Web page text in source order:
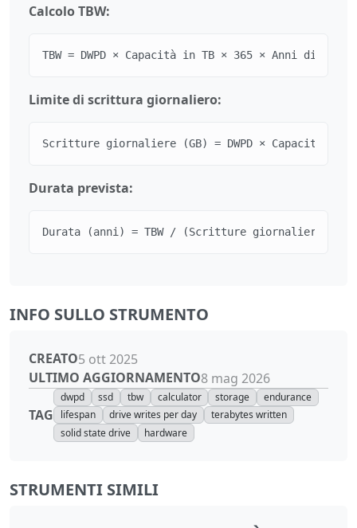
Calcolo TBW:
TBW = DWPD × Capacità in TB × 365 × Anni di
Limite di scrittura giornaliero:
Scritture giornaliere (GB) = DWPD × Capacità in
Durata prevista:
Durata (anni) = TBW / (Scritture giornaliere in
INFO SULLO STRUMENTO
CREATO5 ott 2025
ULTIMO AGGIORNAMENTO8 mag 2026
TAG
dwpd ssd tbw calculator storage
endurance
lifespan
drive writes per day
terabytes written
solid state drive
hardware
STRUMENTI SIMILI